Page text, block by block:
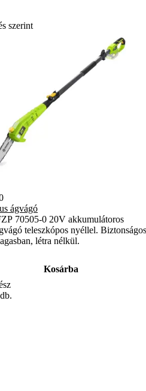
szerint
ágvágó
70505-0 20V akkumulátoros
teleszkópos nyéllel. Biztonságos
létra nélkül.
Kosárba